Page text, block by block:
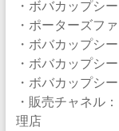
・ボバカップシ
・ポーターズフ
・ボバカップシ
・ボバカップシ
・ボバカップシ
・販売チャネル
理店